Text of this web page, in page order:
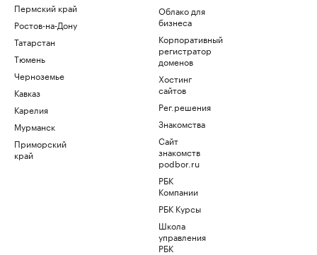
Пермский край
Ростов-на-Дону
Татарстан
Тюмень
Черноземье
Кавказ
Карелия
Мурманск
Приморский
край
Облако для
бизнеса
Корпоративный
регистратор
доменов
Хостинг
сайтов
Рег.решения
Знакомства
Сайт
знакомств
podbor.ru
РБК
Компании
РБК Курсы
Школа
управления
РБК